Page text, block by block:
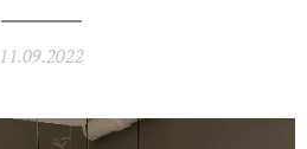
11.09.2022